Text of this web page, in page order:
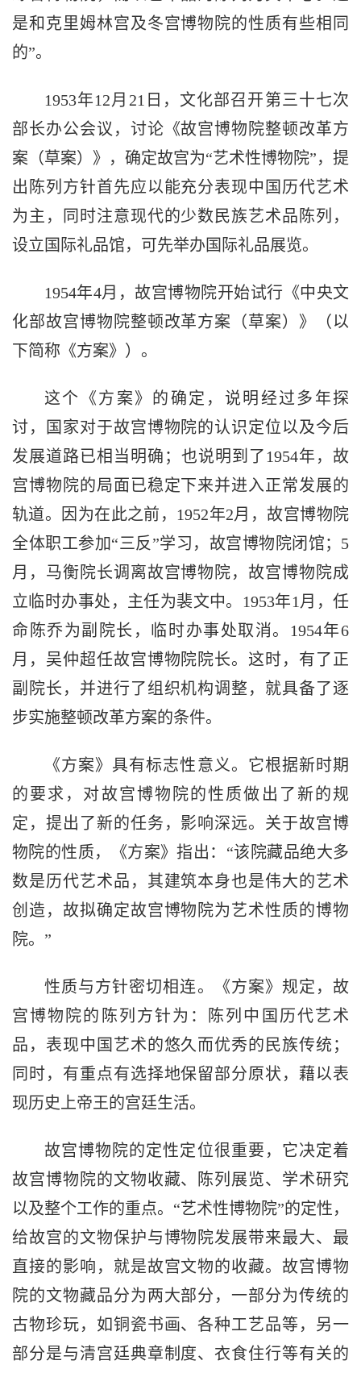
是和克里姆林宫及冬宫博物院的性质有些相同
的”。
1953年12月21日，文化部召开第三十七次
部长办公会议，讨论《故宫博物院整顿改革方
案（草案）》，确定故宫为“艺术性博物院”，提
出陈列方针首先应以能充分表现中国历代艺术
为主，同时注意现代的少数民族艺术品陈列，
设立国际礼品馆，可先举办国际礼品展览。
1954年4月，故宫博物院开始试行《中央文
化部故宫博物院整顿改革方案（草案）》（以
下简称《方案》）。
这个《方案》的确定，说明经过多年探
讨，国家对于故宫博物院的认识定位以及今后
发展道路已相当明确；也说明到了1954年，故
宫博物院的局面已稳定下来并进入正常发展的
轨道。因为在此之前，1952年2月，故宫博物院
全体职工参加“三反”学习，故宫博物院闭馆；5
月，马衡院长调离故宫博物院，故宫博物院成
立临时办事处，主任为裴文中。1953年1月，任
命陈乔为副院长，临时办事处取消。1954年6
月，吴仲超任故宫博物院院长。这时，有了正
副院长，并进行了组织机构调整，就具备了逐
步实施整顿改革方案的条件。
《方案》具有标志性意义。它根据新时期
的要求，对故宫博物院的性质做出了新的规
定，提出了新的任务，影响深远。关于故宫博
物院的性质，《方案》指出：“该院藏品绝大多
数是历代艺术品，其建筑本身也是伟大的艺术
创造，故拟确定故宫博物院为艺术性质的博物
院。”
性质与方针密切相连。《方案》规定，故
宫博物院的陈列方针为：陈列中国历代艺术
品，表现中国艺术的悠久而优秀的民族传统；
同时，有重点有选择地保留部分原状，藉以表
现历史上帝王的宫廷生活。
故宫博物院的定性定位很重要，它决定着
故宫博物院的文物收藏、陈列展览、学术研究
以及整个工作的重点。“艺术性博物院”的定性，
给故宫的文物保护与博物院发展带来最大、最
直接的影响，就是故宫文物的收藏。故宫博物
院的文物藏品分为两大部分，一部分为传统的
古物珍玩，如铜瓷书画、各种工艺品等，另一
部分是与清宫廷典章制度、衣食住行等有关的